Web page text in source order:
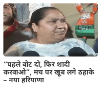
“पहले वोट दो, फिर शादी
करवाओ”, मंच पर खूब लगे ठहाके
– नया हरियाणा